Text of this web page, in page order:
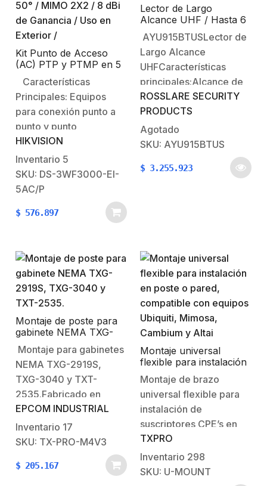
incluida)Cerradura
LM2805 sólo…
Kit Punto de Acceso
(AC) PTP y PTMP en 5
GHz / PoE / Hasta 867
Mbps / Salida PoE
(alimenta una camara) /
Antena Sectorial de H:
50° / MIMO 2X2 / 8 dBi
de Ganancia / Uso en
Exterior /
Características
Principales: Equipos
para conexión punto a
punto y punto
multipunto.Distancia
de HASTA 3 KM.Cuenta
con salida PoE de 10
W (para alimentar
camara).Interfaz WEB
para fácil acceso a su
Default CPE (192.168.1.36)Soporta
estándar WiFi:
IEEE802.11
a/n/ac.Velocidad de
hasta: 867
Mbps.Antenas
interconstruida de 8
dBi.Poder de
Trasmision: 22
dBm.Encriptacion:…
HIKVISION
Inventario 5
SKU: DS-3WF3000-EI-
5AC/P
$ 576.897
Lector de Largo
Alcance UHF / Hasta 6
m / Conexión Wiegand /
Protocolo EPC GEN2 /
Compatible con tarjeta
Móvil BLE-ID
AYU915BTUSLector de
Largo Alcance
UHFCaracterísticas
principales:Alcance de
lectura UHF de hasta 6
mAdmite comunicación
Bluetooth para
Aplicaciones Rosslare
inteligentes BLE-ID™
hasta 10 credenciales
por segundo o hasta 1
credencial…
ROSSLARE SECURITY
PRODUCTS
Agotado
SKU: AYU915BTUS
$ 3.255.923
Montaje de poste para
gabinete NEMA TXG-
2919S, TXG-3040 y
TXT-2535.
Montaje para gabinetes
NEMA TXG-2919S,
TXG-3040 y TXT-
2535.Fabricado en
lámina de acero rolada
en frío calibre 16.3.
Pintura electrostática
beige.Peso Aprox. 4.34
kg.Enviado desarmado
EPCOM INDUSTRIAL
Inventario 17
SKU: TX-PRO-M4V3
$ 205.167
Montaje universal
flexible para instalación
en poste o pared,
compatible con equipos
Ubiquiti, Mimosa,
Cambium y Altai
Montaje de brazo
universal flexible para
instalación de
suscriptores CPE’s en
poste o pared.-Montaje
para instalación
flexible.-Múltiples
TXPRO
Inventario 298
SKU: U-MOUNT